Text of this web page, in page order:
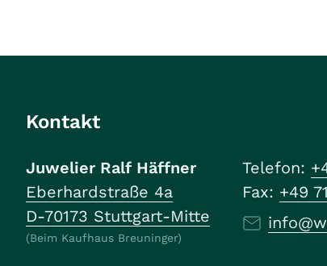
Kontakt
Juwelier Ralf Häffner
Eberhardstraße 4a
D-70173 Stuttgart-Mitte
(Beim Kaufhaus Breuninger)
Telefon:
Fax: +49